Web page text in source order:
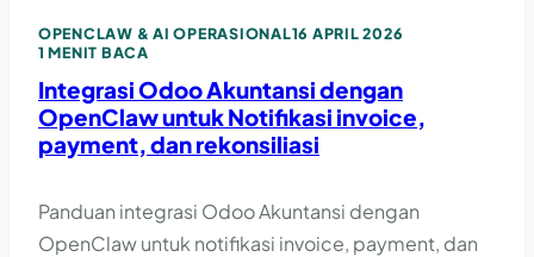
OPENCLAW & AI OPERASIONAL16 APRIL 2026
1 MENIT BACA
Integrasi Odoo Akuntansi dengan
OpenClaw untuk Notifikasi invoice,
payment, dan rekonsiliasi
Panduan integrasi Odoo Akuntansi dengan
OpenClaw untuk notifikasi invoice, payment, dan